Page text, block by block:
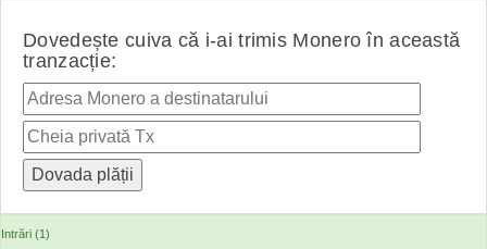
Dovedește cuiva că i-ai trimis Monero în această
tranzacție:
Intrări (1)